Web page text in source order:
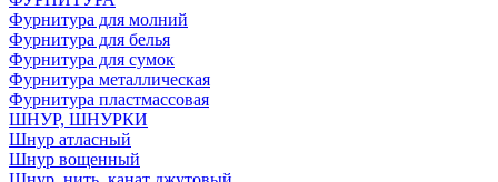
Фурнитура для молний
Фурнитура для белья
Фурнитура для сумок
Фурнитура металлическая
Фурнитура пластмассовая
ШНУР, ШНУРКИ
Шнур атласный
Шнур вощенный